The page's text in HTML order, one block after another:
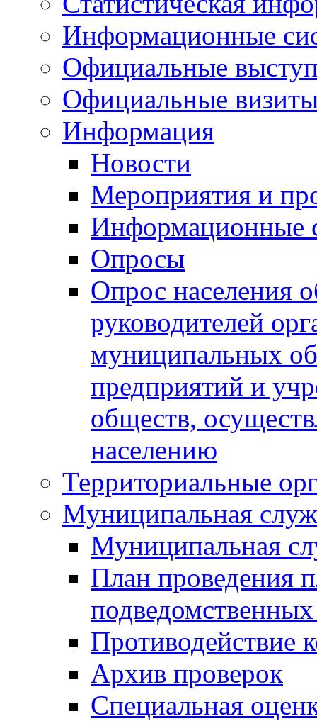
Информационные
Официальные
Официальные
Информация
Новости
Мероприятия и
Информационные
Опросы
Опрос населения
руководителей
муниципальных
предприятий и
обществ,
населению
Территориальные
Муниципальная
Муниципальная
План проведения
Противодействие
Архив проверок
Специальная